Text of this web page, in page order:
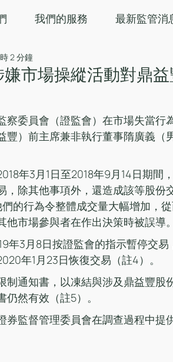
我們的服務 最新監管消
市場操縱活動對鼎
2 分鐘
察委員會（證監會）在市場失當行
豐）前主席兼非執行董事隋廣義（
年3月1日至2018年9月14日期間
，除其他事項外，還造成該等股份
的行為令整體成交量大幅增加，
他市場參與者在作出決策時被誤導。
年3月8日按證監會的指示暫停交
年1月23日恢復交易（註4）。
制通知書，以凍結與涉及鼎益豐股
然有效（註5）。
券監督管理委員會在調查過程中提